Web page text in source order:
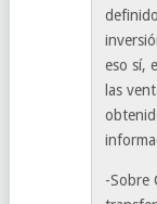
eso sí,
las
-Sobre